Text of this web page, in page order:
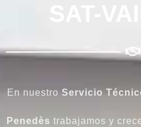
SAT-
En nuestro Servicio
Penedès trabajamos y